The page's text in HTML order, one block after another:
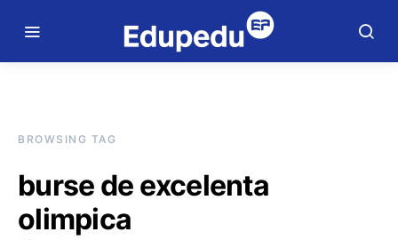
BROWSING TAG
burse de excelenta
olimpica